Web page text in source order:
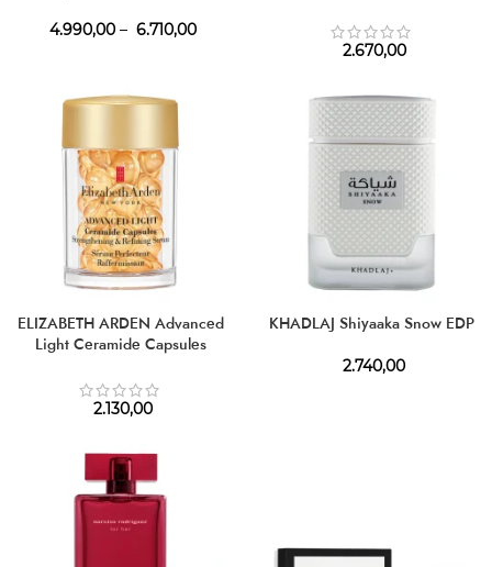
4.990,00 – 6.710,00
2.670,00
ELIZABETH ARDEN Advanced
Light Ceramide Capsules
2.130,00
KHADLAJ Shiyaaka Snow EDP
2.740,00